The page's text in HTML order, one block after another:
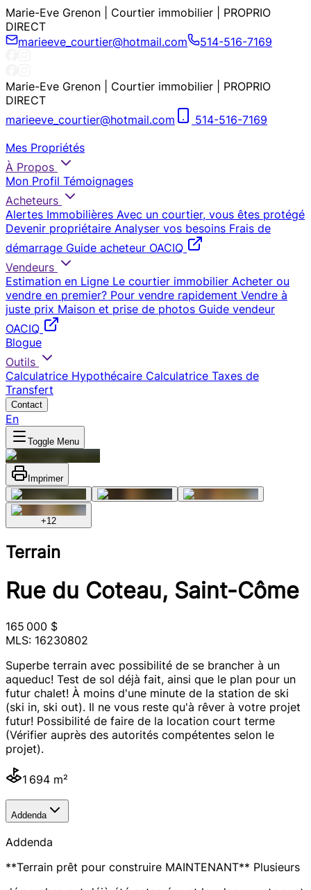
Marie-Eve Grenon | Courtier immobilier | PROPRIO
DIRECT
marieeve_courtier@hotmail.com
514-516-7169
Marie-Eve Grenon | Courtier immobilier | PROPRIO
DIRECT
marieeve_courtier@hotmail.com
514-516-7169
Mes Propriétés
À Propos
Mon Profil Témoignages
Acheteurs
Alertes Immobilières Avec un courtier, vous êtes protégé
Devenir propriétaire Analyser vos besoins Frais de
démarrage Guide acheteur OACIQ
Vendeurs
Estimation en Ligne Le courtier immobilier Acheter ou
vendre en premier? Pour vendre rapidement Vendre à
juste prix Maison et prise de photos Guide vendeur
OACIQ
Blogue
Outils
Calculatrice Hypothécaire Calculatrice Taxes de
Transfert
Contact
En
Toggle Menu
Imprimer
+12
Terrain
Rue du Coteau, Saint-Côme
165 000 $
MLS: 16230802
Superbe terrain avec possibilité de se brancher à un
aqueduc! Test de sol déjà fait, ainsi que le plan pour un
futur chalet! À moins d'une minute de la station de ski
(ski in, ski out). Il ne vous reste qu'à rêver à votre projet
futur! Possibilité de faire de la location court terme
(Vérifier auprès des autorités compétentes selon le
projet).
1 694 m²
Addenda
Addenda
**Terrain prêt pour construire MAINTENANT** Plusieurs